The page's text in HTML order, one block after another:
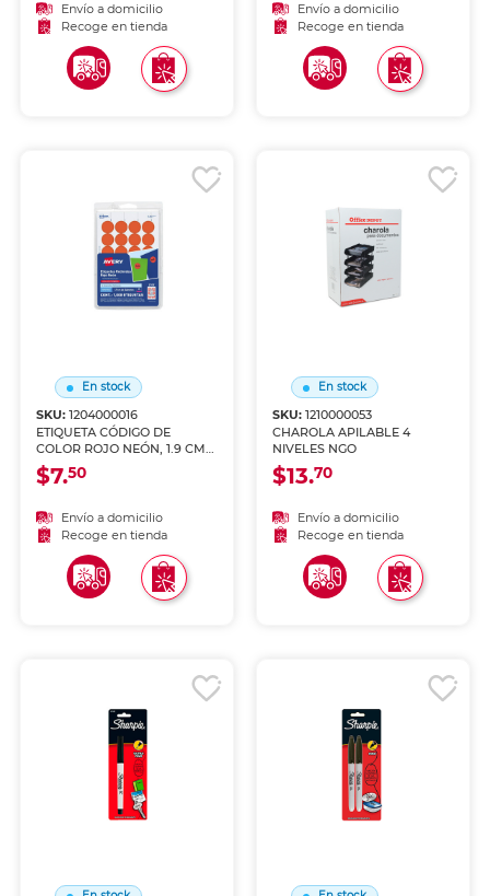
Envío a domicilio
Recoge en tienda
Envío a domicilio
Recoge en tienda
En stock
SKU:1204000016
ETIQUETA CÓDIGO DE
COLOR ROJO NEÓN, 1.9 CM
DE DIÁMETRO, 1008 PZ.
$7.50
Envío a domicilio
Recoge en tienda
En stock
SKU: 1210000053
CHAROLA APILABLE 4
NIVELES NGO
$13.70
Envío a domicilio
Recoge en tienda